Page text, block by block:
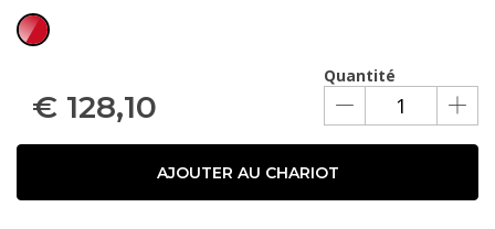
Quantité
€ 128,10
AJOUTER AU CHARIOT